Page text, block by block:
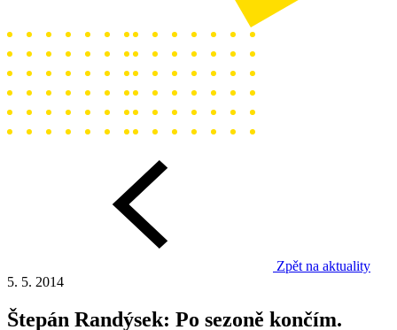
Zpět na aktuality
5. 5. 2014
Štepán Randýsek: Po sezoně končím.